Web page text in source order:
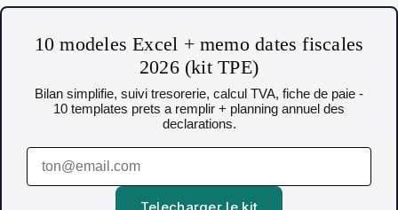
10 modeles Excel + memo dates fiscales
2026 (kit TPE)
Bilan simplifie, suivi tresorerie, calcul TVA, fiche de paie -
10 templates prets a remplir + planning annuel des
declarations.